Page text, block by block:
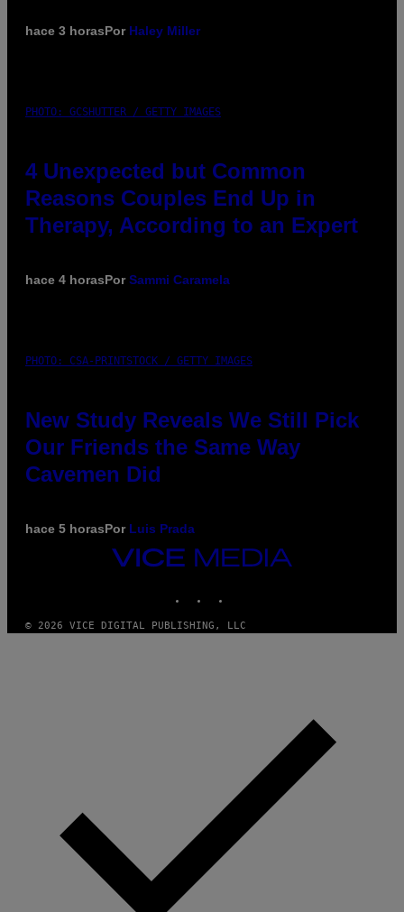
hace 3 horasPor Haley Miller
PHOTO: GCSHUTTER / GETTY IMAGES
4 Unexpected but Common
Reasons Couples End Up in
Therapy, According to an Expert
hace 4 horasPorSammi Caramela
PHOTO: CSA-PRINTSTOCK / GETTY IMAGES
New Study Reveals We Still Pick
Our Friends the Same Way
Cavemen Did
hace 5 horasPor Luis Prada
VICE
MEDIA
© 2026 VICE DIGITAL PUBLISHING, LLC